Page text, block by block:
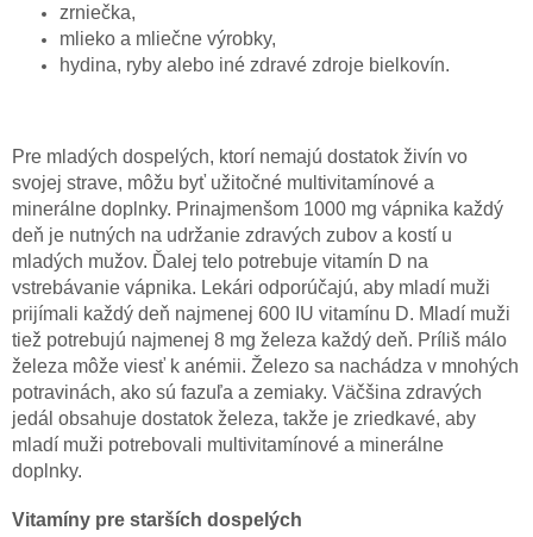
zrniečka,
mlieko a mliečne výrobky,
hydina, ryby alebo iné zdravé zdroje bielkovín.
Pre mladých dospelých, ktorí nemajú dostatok živín vo
svojej strave, môžu byť užitočné multivitamínové a
minerálne doplnky. Prinajmenšom 1000 mg vápnika každý
deň je nutných na udržanie zdravých zubov a kostí u
mladých mužov. Ďalej telo potrebuje vitamín D na
vstrebávanie vápnika. Lekári odporúčajú, aby mladí muži
prijímali každý deň najmenej 600 IU vitamínu D. Mladí muži
tiež potrebujú najmenej 8 mg železa každý deň. Príliš málo
železa môže viesť k anémii. Železo sa nachádza v mnohých
potravinách, ako sú fazuľa a zemiaky. Väčšina zdravých
jedál obsahuje dostatok železa, takže je zriedkavé, aby
mladí muži potrebovali multivitamínové a minerálne
doplnky.
Vitamíny pre starších dospelých